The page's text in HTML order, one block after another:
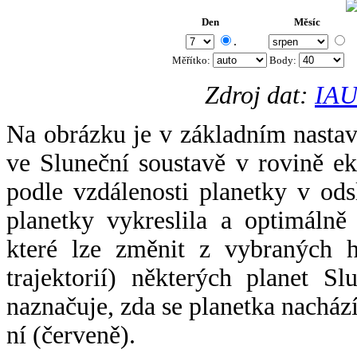
Den Měsíc
.
Měřítko: Body:
Zdroj dat:
Na obrázku je v základním
ve Sluneční soustavě v rovině
podle vzdálenosti planetky v
planetky vykreslila a
které lze změnit z vybraných
trajektorií) některých planet
naznačuje, zda se planetka
ní (červeně).